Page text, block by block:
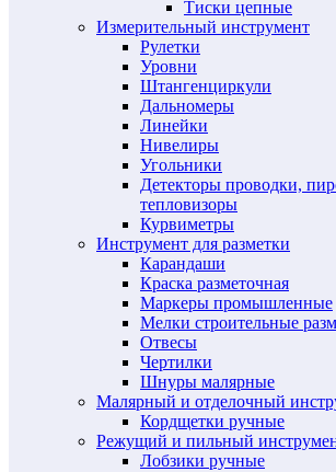
Тиски цепные
Измерительный инструмент
Рулетки
Уровни
Штангенциркули
Дальномеры
Линейки
Нивелиры
Угольники
Детекторы проводки,
тепловизоры
Курвиметры
Инструмент для разметки
Карандаши
Краска разметочная
Маркеры промышленные
Мелки строительные
Отвесы
Чертилки
Шнуры малярные
Малярный и отделочный
Кордщетки ручные
Режущий и пильный
Лобзики ручные